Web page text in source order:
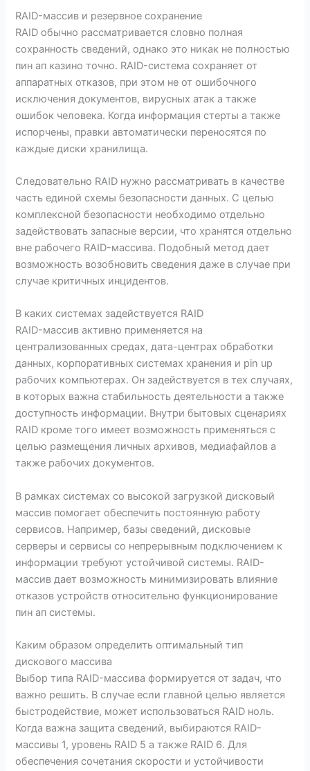
RAID-массив и резервное сохранение
RAID обычно рассматривается словно полная
сохранность сведений, однако это никак не полностью
пин ап казино точно. RAID-система сохраняет от
аппаратных отказов, при этом не от ошибочного
исключения документов, вирусных атак а также
ошибок человека. Когда информация стерты а также
испорчены, правки автоматически переносятся по
каждые диски хранилища.
Следовательно RAID нужно рассматривать в качестве
часть единой схемы безопасности данных. С целью
комплексной безопасности необходимо отдельно
задействовать запасные версии, что хранятся отдельно
вне рабочего RAID-массива. Подобный метод дает
возможность возобновить сведения даже в случае при
случае критичных инцидентов.
В каких системах задействуется RAID
RAID-массив активно применяется на
централизованных средах, дата-центрах обработки
данных, корпоративных системах хранения и pin up
рабочих компьютерах. Он задействуется в тех случаях,
в которых важна стабильность деятельности а также
доступность информации. Внутри бытовых сценариях
RAID кроме того имеет возможность применяться с
целью размещения личных архивов, медиафайлов а
также рабочих документов.
В рамках системах со высокой загрузкой дисковый
массив помогает обеспечить постоянную работу
сервисов. Например, базы сведений, дисковые
серверы и сервисы со непрерывным подключением к
информации требуют устойчивой системы. RAID-
массив дает возможность минимизировать влияние
отказов устройств относительно функционирование
пин ап системы.
Каким образом определить оптимальный тип
дискового массива
Выбор типа RAID-массива формируется от задач, что
важно решить. В случае если главной целью является
быстродействие, может использоваться RAID ноль.
Когда важна защита сведений, выбираются RAID-
массивы 1, уровень RAID 5 а также RAID 6. Для
обеспечения сочетания скорости и устойчивости